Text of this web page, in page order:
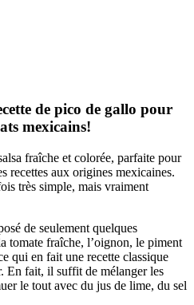
de pico de gallo pour
mexicains!
fraîche et colorée, parfaite pour
recettes aux origines mexicaines.
très simple, mais vraiment
de seulement quelques
tomate fraîche, l’oignon, le piment
qui en fait une recette classique
En fait, il suffit de mélanger les
le tout avec du jus de lime, du sel